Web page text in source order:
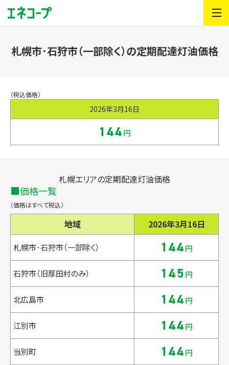
札幌市･石狩市（一部除く）の定期配達灯油価格
（税込価格）
2026年3月16日
144円
札幌エリアの定期配達灯油価格
価格一覧
（価格はすべて税込）
地域 2026年3月16日
札幌市･石狩市（一部除く） 144円
石狩市（旧厚田村のみ） 145円
北広島市 144円
江別市 144円
当別町 144円